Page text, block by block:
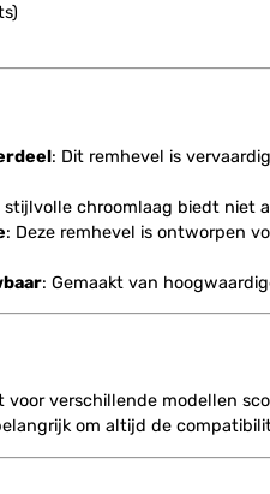
: Dit remhevel is
stijlvolle chroomlaag biedt niet
: Deze remhevel is ontworpen
: Gemaakt van
voor verschillende modellen
om altijd de